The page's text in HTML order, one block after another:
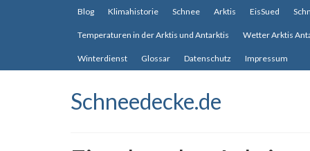
Blog Klimahistorie Schnee Arktis EisSued
Temperaturen in der Arktis und Antarktis Wetter Arktis
Winterdienst Glossar Datenschutz Impressum
Schneedecke.de